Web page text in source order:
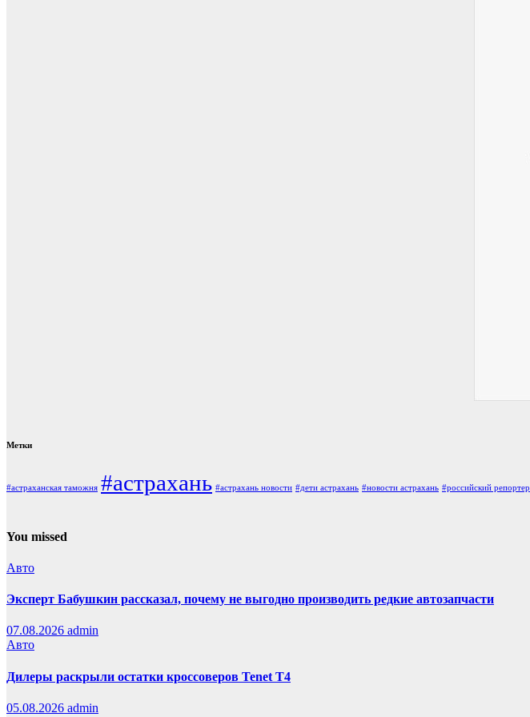
Метки
#астраханская таможня #астрахань #астрахань новости #дети астрахань #новости астрахань #российский репортер
You missed
Авто
Эксперт Бабушкин рассказал, почему не выгодно производить редкие автозапчасти
07.08.2026 admin
Авто
Дилеры раскрыли остатки кроссоверов Tenet T4
05.08.2026 admin